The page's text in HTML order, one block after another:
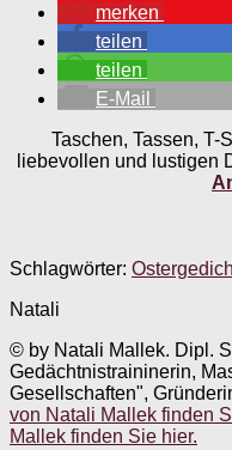
merken
teilen
teilen
E-Mail
Taschen, Tassen, T-
liebevollen und lustigen
Schlagwörter:
Natali
© by Natali Mallek. Dipl.
Gedächtnistraininerin,
Gesellschaften",
von Natali Mallek finden
Mallek finden Sie hier.